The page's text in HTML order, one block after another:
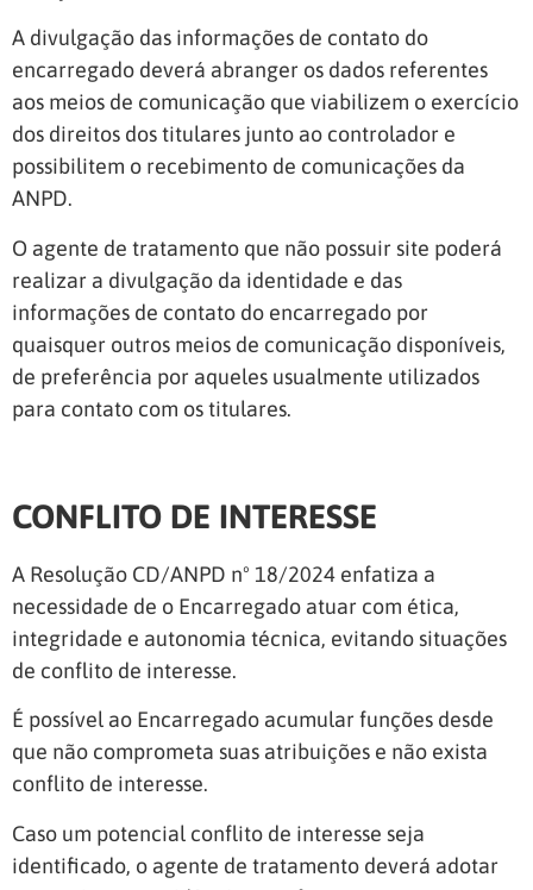
A divulgação das informações de contato do
encarregado deverá abranger os dados referentes
aos meios de comunicação que viabilizem o exercício
dos direitos dos titulares junto ao controlador e
possibilitem o recebimento de comunicações da
ANPD.
O agente de tratamento que não possuir site poderá
realizar a divulgação da identidade e das
informações de contato do encarregado por
quaisquer outros meios de comunicação disponíveis,
de preferência por aqueles usualmente utilizados
para contato com os titulares.
CONFLITO DE INTERESSE
A Resolução CD/ANPD nº 18/2024 enfatiza a
necessidade de o Encarregado atuar com ética,
integridade e autonomia técnica, evitando situações
de conflito de interesse.
É possível ao Encarregado acumular funções desde
que não comprometa suas atribuições e não exista
conflito de interesse.
Caso um potencial conflito de interesse seja
identificado, o agente de tratamento deverá adotar